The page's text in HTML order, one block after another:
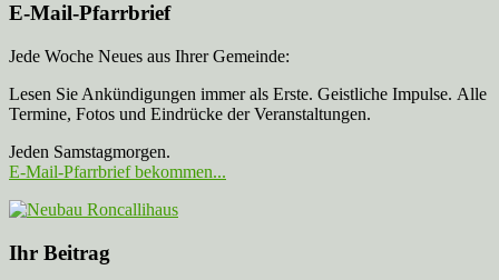
E-Mail-Pfarrbrief
Jede Woche Neues aus Ihrer Gemeinde:
Lesen Sie Ankündigungen immer als Erste. Geistliche Impulse. Alle
Termine, Fotos und Eindrücke der Veranstaltungen.
Jeden Samstagmorgen.
E-Mail-Pfarrbrief bekommen...
Ihr Beitrag